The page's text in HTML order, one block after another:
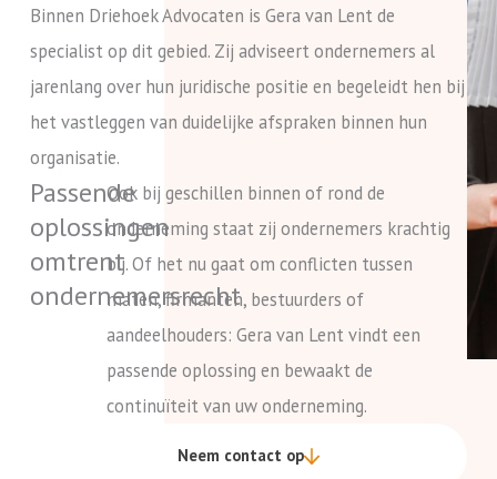
Binnen Driehoek Advocaten is Gera van Lent de
specialist op dit gebied. Zij adviseert ondernemers al
jarenlang over hun juridische positie en begeleidt hen bij
het vastleggen van duidelijke afspraken binnen hun
organisatie.
Passende
oplossingen
omtrent
ondernemersrecht
Ook bij geschillen binnen of rond de
onderneming staat zij ondernemers krachtig
bij. Of het nu gaat om conflicten tussen
maten, firmanten, bestuurders of
aandeelhouders: Gera van Lent vindt een
passende oplossing en bewaakt de
continuïteit van uw onderneming.
Neem contact op